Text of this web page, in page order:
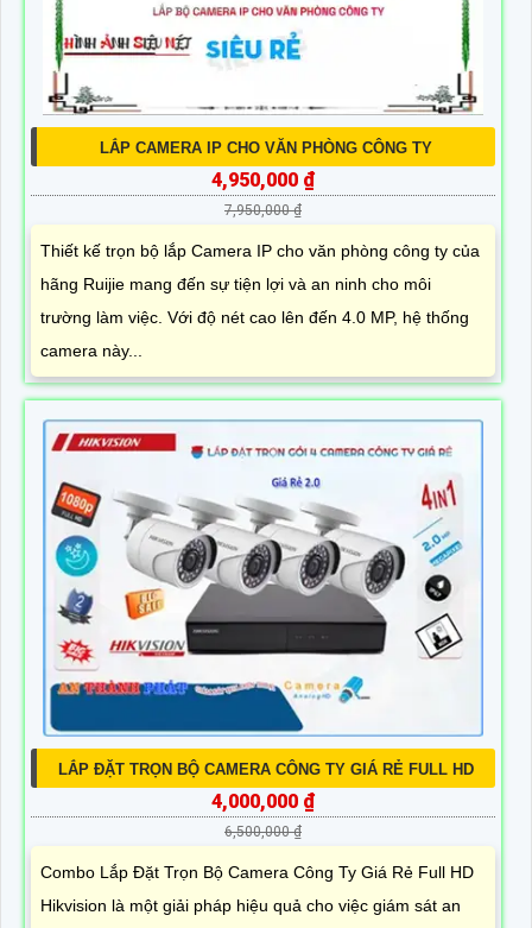
LẮP CAMERA IP CHO VĂN PHÒNG CÔNG TY
4,950,000 ₫
7,950,000 ₫
Thiết kế trọn bộ lắp Camera IP cho văn phòng công ty của
hãng Ruijie mang đến sự tiện lợi và an ninh cho môi
trường làm việc. Với độ nét cao lên đến 4.0 MP, hệ thống
camera này...
LẮP ĐẶT TRỌN BỘ CAMERA CÔNG TY GIÁ RẺ FULL HD
4,000,000 ₫
6,500,000 ₫
Combo Lắp Đặt Trọn Bộ Camera Công Ty Giá Rẻ Full HD
Hikvision là một giải pháp hiệu quả cho việc giám sát an